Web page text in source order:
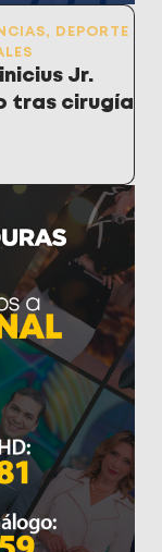
,
DEPORTE
Jr.
tras cirugía